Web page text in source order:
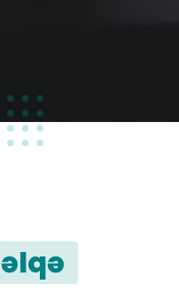
%
əlqə